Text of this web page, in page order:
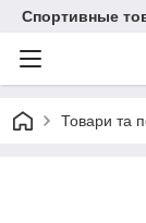
Спортивные
Товари та